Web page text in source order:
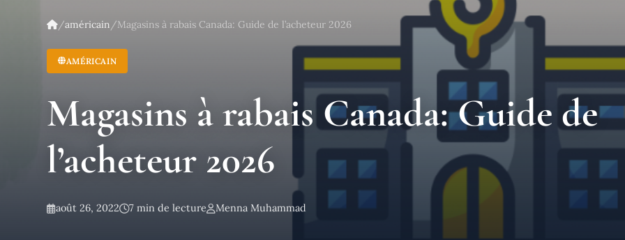
/américain/Magasins à rabais Canada: Guide de l’acheteur 2026
AMÉRICAIN
Magasins à rabais Canada: Guide de
l’acheteur 2026
août 26, 2022 7 min de lecture Menna Muhammad